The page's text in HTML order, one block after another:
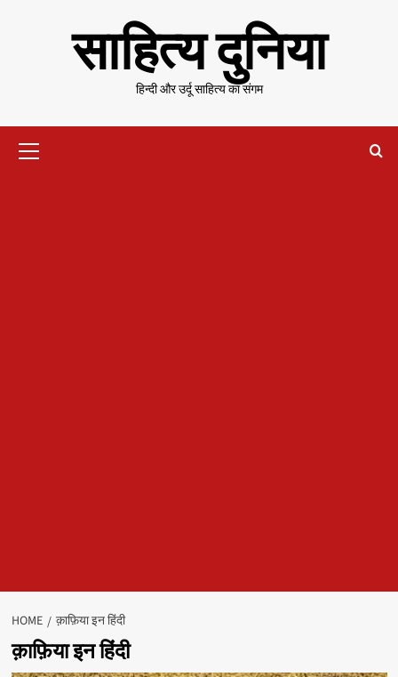
साहित्य दुनिया
हिन्दी और उर्दू साहित्य का संगम
Menu
HOME क़ाफ़िया इन हिंदी
क़ाफ़िया इन हिंदी